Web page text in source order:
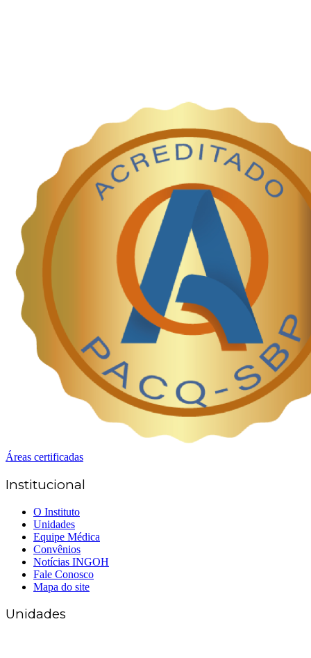
Áreas certificadas
Institucional
O Instituto
Unidades
Equipe Médica
Convênios
Notícias INGOH
Fale Conosco
Mapa do site
Unidades